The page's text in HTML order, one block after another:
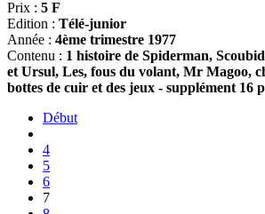
Prix : 5 F
Edition : Télé-junior
Année : 4ème trimestre 1977
Contenu : 1 histoire de Spiderman,
et Ursul, Les, fous du volant, Mr Magoo,
bottes de cuir et des jeux - supplément 16
Début
4
5
6
7